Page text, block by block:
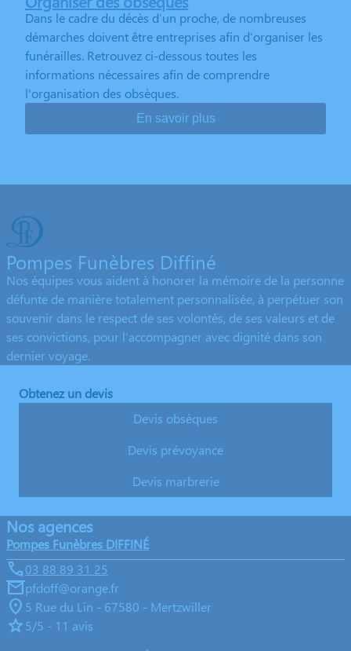
Dans le cadre du décès d’un proche, de nombreuses
démarches doivent être entreprises afin d’organiser les
funérailles. Retrouvez ci-dessous toutes les
informations nécessaires afin de comprendre
l'organisation des obsèques.
En savoir plus
Pompes Funèbres Diffiné
Nos équipes vous aident à honorer la mémoire de la personne
défunte de manière totalement personnalisée, à perpétuer son
souvenir dans le respect de ses volontés, de ses valeurs et de
ses convictions, pour l’accompagner avec dignité dans son
dernier voyage.
Obtenez un devis
Devis obsèques
Devis prévoyance
Devis marbrerie
Nos agences
Pompes Funèbres DIFFINÉ
03 88 89 31 25
pfdoff@orange.fr
5 Rue du Lin - 67580 - Mertzwiller
5/5 - 11 avis